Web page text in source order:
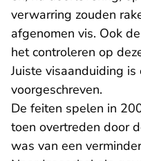
verwarring zouden
afgenomen vis. Ook
het controleren op
Juiste visaanduiding
voorgeschreven.
De feiten spelen in
toen overtreden door
was van een